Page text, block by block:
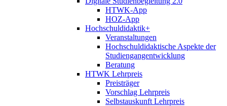
HTWK-App
HOZ-App
Hochschuldidaktik+
Veranstaltungen
Hochschuldidaktische Aspekte der
Studiengangentwicklung
Beratung
HTWK Lehrpreis
Preisträger
Vorschlag Lehrpreis
Selbstauskunft Lehrpreis